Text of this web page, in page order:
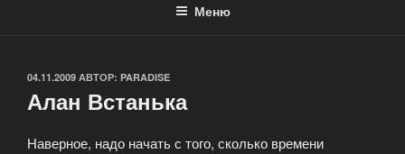
Меню
ОПУБЛИКОВАНО
04.11.2009 АВТОР: PARADISE
Алан Встанька
Наверное, надо начать с того, сколько времени